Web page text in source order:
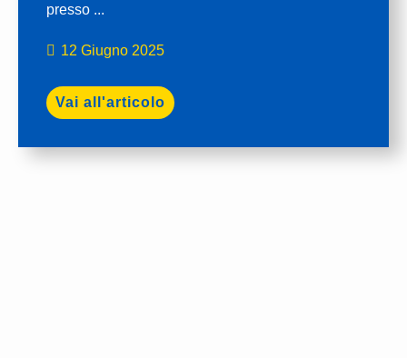
presso ...
12 Giugno 2025
Vai all'articolo